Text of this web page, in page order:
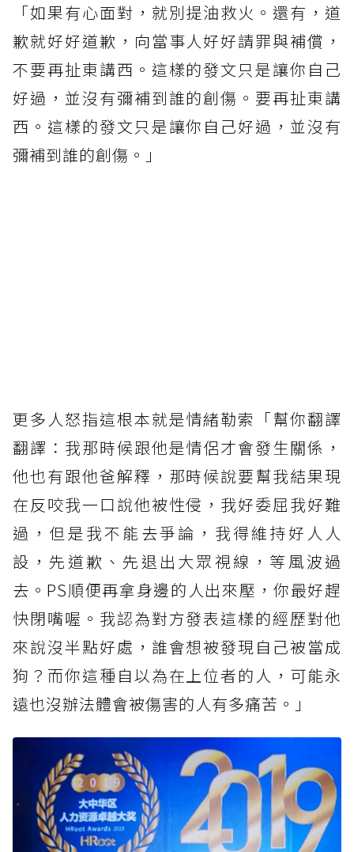
「如果有心面對，就別提油救火。還有，道
歉就好好道歉，向當事人好好請罪與補償，
不要再扯東講西。這樣的發文只是讓你自己
好過，並沒有彌補到誰的創傷。要再扯東講
西。這樣的發文只是讓你自己好過，並沒有
彌補到誰的創傷。」
更多人怒指這根本就是情緒勒索「幫你翻譯
翻譯：我那時候跟他是情侶才會發生關係，
他也有跟他爸解釋，那時候說要幫我結果現
在反咬我一口說他被性侵，我好委屈我好難
過，但是我不能去爭論，我得維持好人人
設，先道歉、先退出大眾視線，等風波過
去。PS順便再拿身邊的人出來壓，你最好趕
快閉嘴喔。我認為對方發表這樣的經歷對他
來說沒半點好處，誰會想被發現自己被當成
狗？而你這種自以為在上位者的人，可能永
遠也沒辦法體會被傷害的人有多痛苦。」